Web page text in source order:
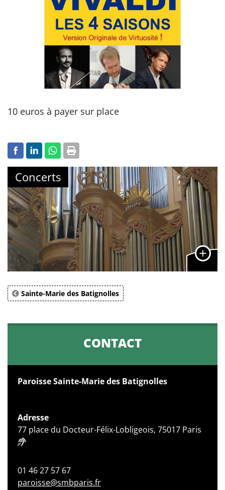
10 euros à payer sur place
Concerts
Sainte-Marie des Batignolles
CONTACT
Paroisse Sainte-Marie des Batignolles
Adresse
77 place du Docteur-Félix-Lobligeois, 75017 Paris
01 46 27 57 67
paroisse@smbparis.fr